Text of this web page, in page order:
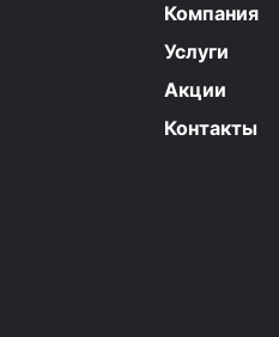
Компания
Услуги
Акции
Контакты